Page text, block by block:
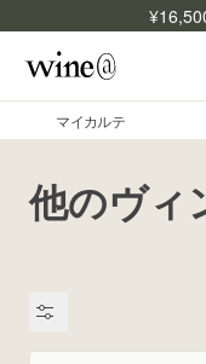
¥
マイカルテ
マイカルテ
評価する
商品検索
他のヴィ